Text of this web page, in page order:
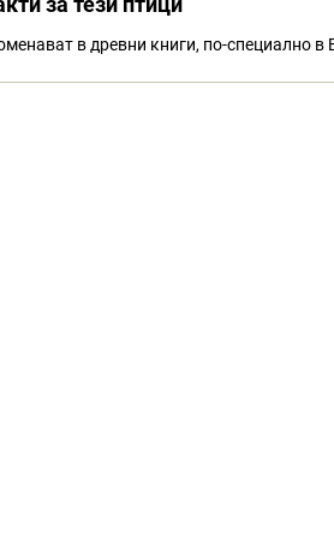
в древни книги, по-специално в